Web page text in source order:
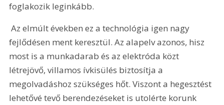
foglakozik leginkább.
Az elmúlt években ez a technológia igen nagy
fejlődésen ment keresztül. Az alapelv azonos, hisz
most is a munkadarab és az elektróda közt
létrejövő, villamos ívkisülés biztosítja a
megolvadáshoz szükséges hőt. Viszont a hegesztést
lehetővé tevő berendezéseket is utolérte korunk